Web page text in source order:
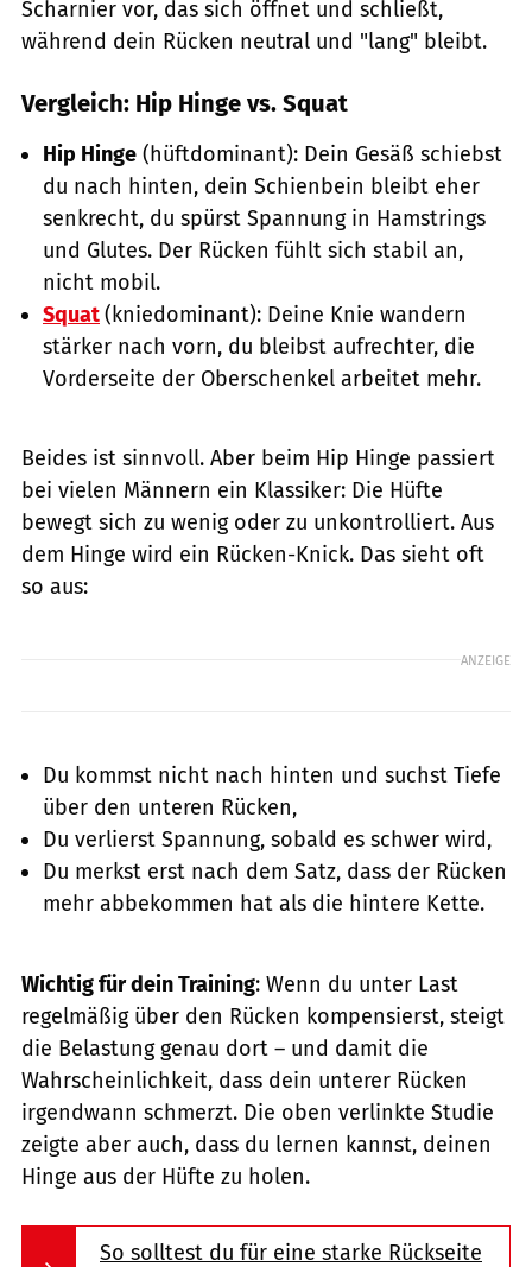
Scharnier vor, das sich öffnet und schließt,
während dein Rücken neutral und "lang" bleibt.
Vergleich: Hip Hinge vs. Squat
Hip Hinge (hüftdominant): Dein Gesäß schiebst
du nach hinten, dein Schienbein bleibt eher
senkrecht, du spürst Spannung in Hamstrings
und Glutes. Der Rücken fühlt sich stabil an,
nicht mobil.
Squat(kniedominant): Deine Knie wandern
stärker nach vorn, du bleibst aufrechter, die
Vorderseite der Oberschenkel arbeitet mehr.
Beides ist sinnvoll. Aber beim Hip Hinge passiert
bei vielen Männern ein Klassiker: Die Hüfte
bewegt sich zu wenig oder zu unkontrolliert. Aus
dem Hinge wird ein Rücken-Knick. Das sieht oft
so aus:
ANZEIGE
Du kommst nicht nach hinten und suchst Tiefe
über den unteren Rücken,
Du verlierst Spannung, sobald es schwer wird,
Du merkst erst nach dem Satz, dass der Rücken
mehr abbekommen hat als die hintere Kette.
Wichtig für dein Training: Wenn du unter Last
regelmäßig über den Rücken kompensierst, steigt
die Belastung genau dort – und damit die
Wahrscheinlichkeit, dass dein unterer Rücken
irgendwann schmerzt. Die oben verlinkte Studie
zeigte aber auch, dass du lernen kannst, deinen
Hinge aus der Hüfte zu holen.
So solltest du für eine starke Rückseite